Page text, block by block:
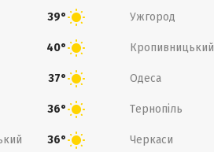
39° Ужгород
40° Кропивницький
37° Одеса
36° Тернопіль
36° Черкаси